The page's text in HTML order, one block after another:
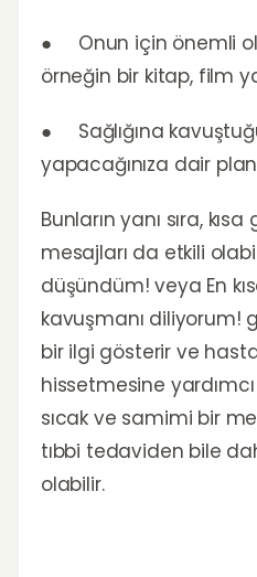
● Onun için önemli
örneğin bir kitap, film
● Sağlığına
yapacağınıza dair
Bunların yanı sıra,
mesajları da etkili
düşündüm! veya En
kavuşmanı diliyorum!
bir ilgi gösterir ve
hissetmesine
sıcak ve samimi bir
tıbbi tedaviden bile
olabilir.